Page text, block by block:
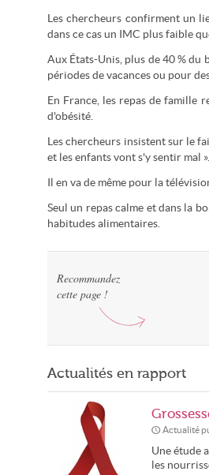
Les chercheurs confirment un
dans ce cas un IMC plus faible
Aux États-Unis, plus de 40 % du
périodes de vacances ou pour
En France, les repas de famille
d'obésité.
Les chercheurs insistent sur le
et les enfants vont s'y sentir mal ».
Il en va de même pour la
Seul un repas calme et dans la
habitudes alimentaires.
Recommandez
cette page !
Actualités en rapport
Actualité
Une étude
les